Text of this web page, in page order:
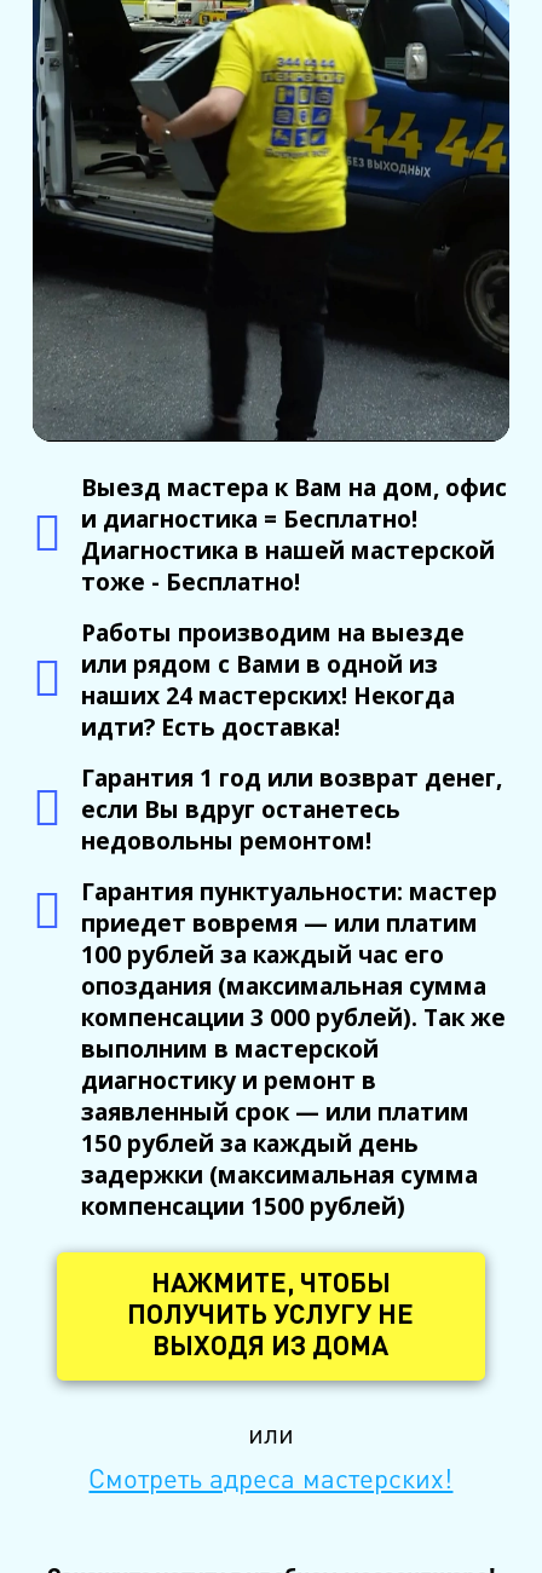
Выезд мастера к Вам на дом, офис
и диагностика = Бесплатно!
Диагностика в нашей мастерской
тоже - Бесплатно!
Работы производим на выезде
или рядом с Вами в одной из
наших 24 мастерских! Некогда
идти? Есть доставка!
Гарантия 1 год или возврат денег,
если Вы вдруг останетесь
недовольны ремонтом!
Гарантия пунктуальности: мастер
приедет вовремя — или платим
100 рублей за каждый час его
опоздания (максимальная сумма
компенсации 3 000 рублей). Так же
выполним в мастерской
диагностику и ремонт в
заявленный срок — или платим
150 рублей за каждый день
задержки (максимальная сумма
компенсации 1500 рублей)
НАЖМИТЕ, ЧТОБЫ
ПОЛУЧИТЬ УСЛУГУ НЕ
ВЫХОДЯ ИЗ ДОМА
или
Смотреть адреса мастерских!